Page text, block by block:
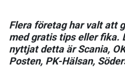
Flera företag har valt att
med gratis tips eller fika.
nyttjat detta är Scania,
Posten, PK-Hälsan,